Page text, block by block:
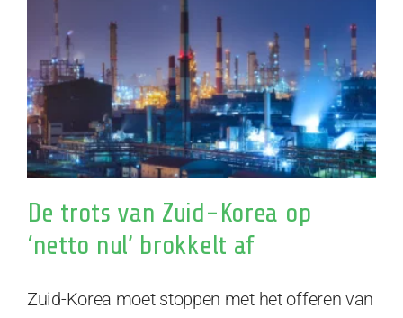
De trots van Zuid-Korea op
‘netto nul’ brokkelt af
Zuid-Korea moet stoppen met het offeren van